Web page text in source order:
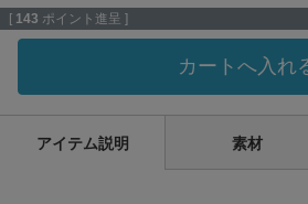
[ 143 ポイント進呈 ]
カートへ入れ
アイテム説明 素材